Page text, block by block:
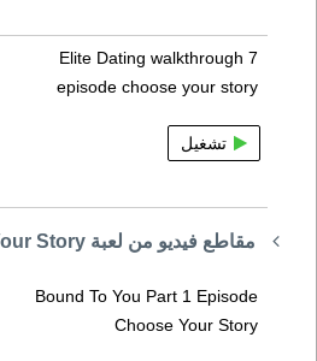
Elite Dating walkthrough 7
episode choose your story
تشغيل
مقاطع فيديو من لعبة Episode - Choose Your Story
Bound To You Part 1 Episode
Choose Your Story